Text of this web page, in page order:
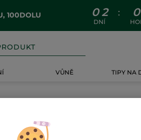
100DOLU 0 2
DNÍ
: 0
VŮNĚ TIPY NA